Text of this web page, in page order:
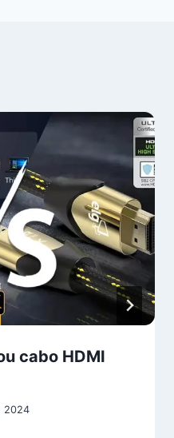
cabo HDMI
2024